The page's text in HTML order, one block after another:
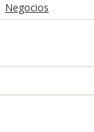
Negocios